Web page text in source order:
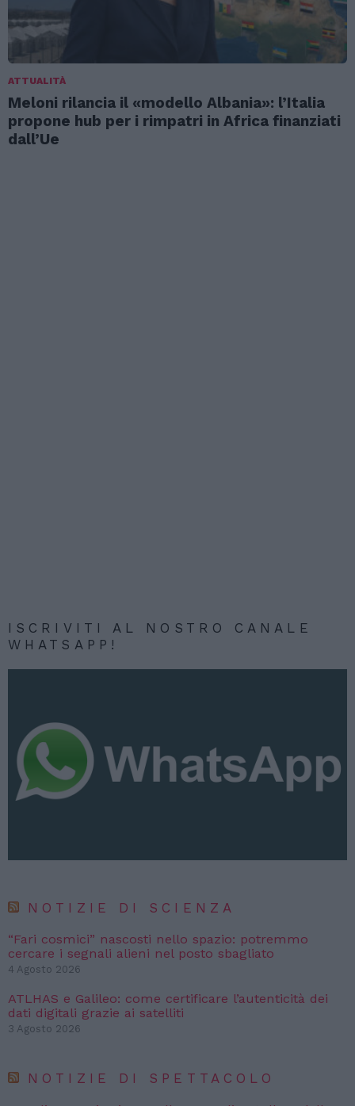
ATTUALITÀ
Meloni rilancia il «modello Albania»: l’Italia
propone hub per i rimpatri in Africa finanziati
dall’Ue
ISCRIVITI AL NOSTRO CANALE
WHATSAPP!
NOTIZIE DI SCIENZA
“Fari cosmici” nascosti nello spazio: potremmo
cercare i segnali alieni nel posto sbagliato
4 Agosto 2026
ATLHAS e Galileo: come certificare l’autenticità dei
dati digitali grazie ai satelliti
3 Agosto 2026
NOTIZIE DI SPETTACOLO